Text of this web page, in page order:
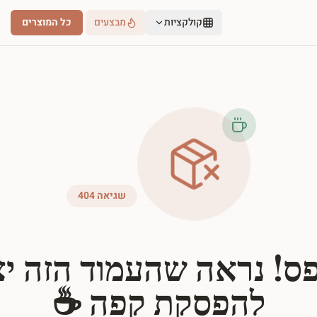
קולקציות מבצעים כל המוצרים
שגיאה 404
נראה שהעמוד הזה
להפסקת קפה ☕